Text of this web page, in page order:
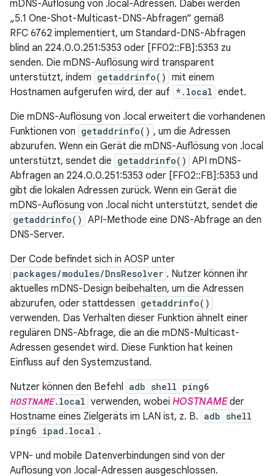
mDNS-Auflösung von .local-Adressen. Dabei werden
„5.1 One-Shot-Multicast-DNS-Abfragen“ gemäß
RFC 6762 implementiert, um Standard-DNS-Abfragen
blind an 224.0.0.251:5353 oder [FF02::FB]:5353 zu
senden. Die mDNS-Auflösung wird transparent
unterstützt, indem getaddrinfo() mit einem
Hostnamen aufgerufen wird, der auf *.local endet.
Die mDNS-Auflösung von .local erweitert die vorhandenen
Funktionen von getaddrinfo() , um die Adressen
abzurufen. Wenn ein Gerät die mDNS-Auflösung von .local
unterstützt, sendet die getaddrinfo() API mDNS-
Abfragen an 224.0.0.251:5353 oder [FF02::FB]:5353 und
gibt die lokalen Adressen zurück. Wenn ein Gerät die
mDNS-Auflösung von .local nicht unterstützt, sendet die
getaddrinfo() API-Methode eine DNS-Abfrage an den
DNS-Server.
Der Code befindet sich in AOSP unter
packages/modules/DnsResolver . Nutzer können ihr
aktuelles mDNS-Design beibehalten, um die Adressen
abzurufen, oder stattdessen getaddrinfo()
verwenden. Das Verhalten dieser Funktion ähnelt einer
regulären DNS-Abfrage, die an die mDNS-Multicast-
Adressen gesendet wird. Diese Funktion hat keinen
Einfluss auf den Systemzustand.
Nutzer können den Befehl adb shell ping6
HOSTNAME.local verwenden, wobei HOSTNAMEder
Hostname eines Zielgeräts im LAN ist, z. B. adb shell
ping6 ipad.local .
VPN- und mobile Datenverbindungen sind von der
Auflösung von .local-Adressen ausgeschlossen.